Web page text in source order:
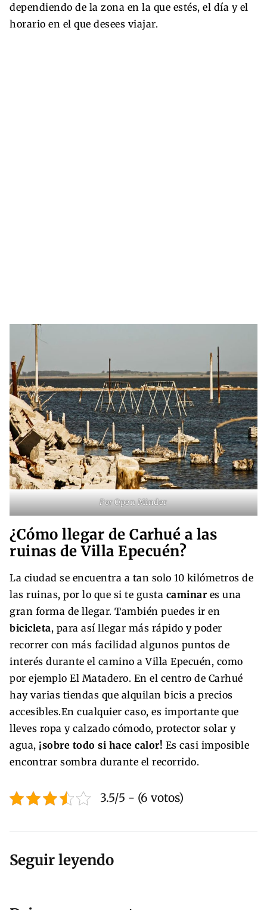
dependiendo de la zona en la que estés, el día y el
horario en el que desees viajar.
PorOpen Minder
¿Cómo llegar de Carhué a las
ruinas de Villa Epecuén?
La ciudad se encuentra a tan solo 10 kilómetros de
las ruinas, por lo que si te gusta caminar es una
gran forma de llegar. También puedes ir en
bicicleta, para así llegar más rápido y poder
recorrer con más facilidad algunos puntos de
interés durante el camino a Villa Epecuén, como
por ejemplo El Matadero. En el centro de Carhué
hay varias tiendas que alquilan bicis a precios
accesibles.En cualquier caso, es importante que
lleves ropa y calzado cómodo, protector solar y
agua, ¡sobre todo si hace calor! Es casi imposible
encontrar sombra durante el recorrido.
3.5/5 - (6 votos)
Seguir leyendo